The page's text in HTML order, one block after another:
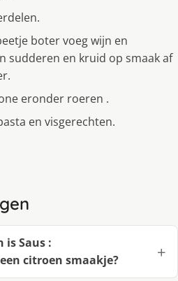
boter voeg wijn en
sudderen en kruid op smaak af
eronder roeren .
en visgerechten.
is Saus :
citroen smaakje?